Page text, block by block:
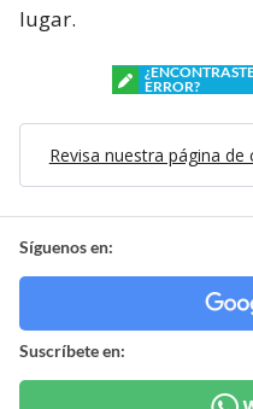
lugar.
ERROR?
Revisa nuestra página de
Síguenos en:
Suscríbete en: